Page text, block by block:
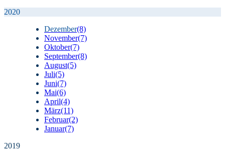
2020
Dezember(8)
November(7)
Oktober(7)
September(8)
August(5)
Juli(5)
Juni(7)
Mai(6)
April(4)
März(11)
Februar(2)
Januar(7)
2019